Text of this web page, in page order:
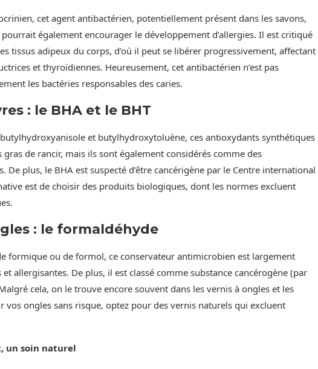
cet agent antibactérien, potentiellement présent dans les savons,
également encourager le développement d’allergies. Il est critiqué
tissus adipeux du corps, d’où il peut se libérer progressivement, affectant
et thyroïdiennes. Heureusement, cet antibactérien n’est pas
les bactéries responsables des caries.
: le BHA et le BHT
et butylhydroxytoluène, ces antioxydants synthétiques
de rancir, mais ils sont également considérés comme des
plus, le BHA est suspecté d’être cancérigène par le Centre international
est de choisir des produits biologiques, dont les normes excluent
: le formaldéhyde
formique ou de formol, ce conservateur antimicrobien est largement
allergisantes. De plus, il est classé comme substance cancérogène (par
cela, on le trouve encore souvent dans les vernis à ongles et les
vos ongles sans risque, optez pour des vernis naturels qui excluent
un soin naturel